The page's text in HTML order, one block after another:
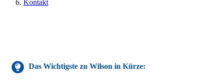
Kontakt
Das Wichtigste zu Wilson in Kürze: